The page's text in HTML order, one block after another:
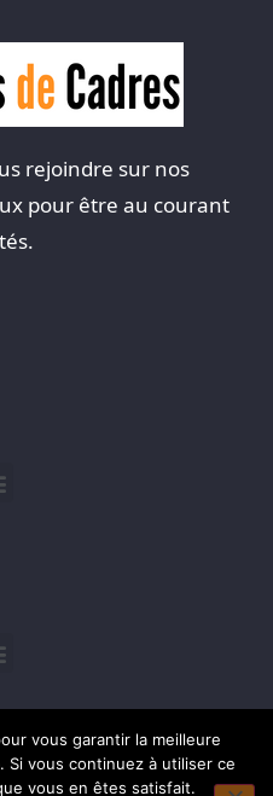
rejoindre sur nos
pour être au courant
vous garantir la meilleure
vous continuez à utiliser ce
vous en êtes satisfait.